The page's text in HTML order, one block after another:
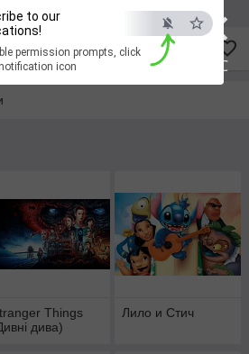
×
ESC
to our
permission prompts, click
icon
Things
дива)
Лило и Стич